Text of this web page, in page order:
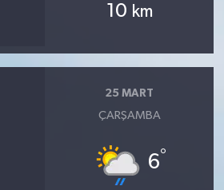
10 km
25 MART
ÇARŞAMBA
6°